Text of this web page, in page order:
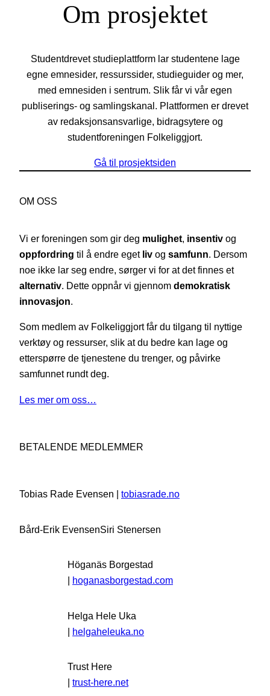
Om prosjektet
Studentdrevet studieplattform lar studentene lage
egne emnesider, ressurssider, studieguider og mer,
med emnesiden i sentrum. Slik får vi vår egen
publiserings- og samlingskanal. Plattformen er drevet
av redaksjonsansvarlige, bidragsytere og
studentforeningen Folkeliggjort.
Gå til prosjektsiden
OM OSS
Vi er foreningen som gir deg mulighet, insentiv og
oppfordring til å endre eget liv og samfunn. Dersom
noe ikke lar seg endre, sørger vi for at det finnes et
alternativ. Dette oppnår vi gjennom demokratisk
innovasjon.
Som medlem av Folkeliggjort får du tilgang til nyttige
verktøy og ressurser, slik at du bedre kan lage og
etterspørre de tjenestene du trenger, og påvirke
samfunnet rundt deg.
Les mer om oss…
BETALENDE MEDLEMMER
Tobias Rade Evensen | tobiasrade.no
Bård-Erik EvensenSiri Stenersen
Höganäs Borgestad
| hoganasborgestad.com
Helga Hele Uka
| helgaheleuka.no
Trust Here
trust-here.net